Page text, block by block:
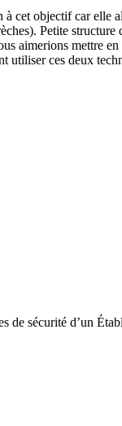
cet objectif car elle
Petite structure
aimerions mettre
utiliser ces deux
de sécurité d’un